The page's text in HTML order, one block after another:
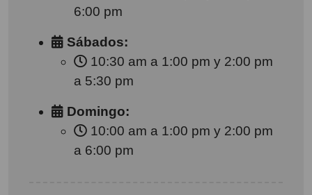
6:00 pm
Sábados:
10:30 am a 1:00 pm y 2:00 pm
a 5:30 pm
Domingo:
10:00 am a 1:00 pm y 2:00 pm
a 6:00 pm